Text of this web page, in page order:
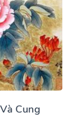
Cung